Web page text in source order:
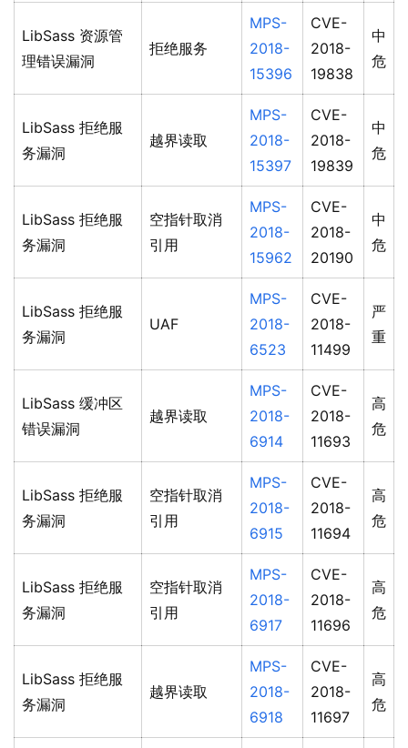
LibSass 资源管
理错误漏洞
拒绝服务
MPS-
2018-
15396
CVE-
2018-
19838
中
危
LibSass 拒绝服
务漏洞
越界读取
MPS-
2018-
15397
CVE-
2018-
19839
中
危
LibSass 拒绝服
务漏洞
空指针取消
引用
MPS-
2018-
15962
CVE-
2018-
20190
中
危
LibSass 拒绝服
务漏洞
UAF
MPS-
2018-
6523
CVE-
2018-
11499
严
重
LibSass 缓冲区
错误漏洞
越界读取
MPS-
2018-
6914
CVE-
2018-
11693
高
危
LibSass 拒绝服
务漏洞
空指针取消
引用
MPS-
2018-
6915
CVE-
2018-
11694
高
危
LibSass 拒绝服
务漏洞
空指针取消
引用
MPS-
2018-
6917
CVE-
2018-
11696
高
危
LibSass 拒绝服
务漏洞
越界读取
MPS-
2018-
6918
CVE-
2018-
11697
高
危